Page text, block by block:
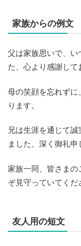
家族からの例文
父は家族思いで、い
た、心より感謝して
母の笑顔を忘れずに
ります。
兄は生涯を通じて
ました、深く御礼申
家族一同、皆さまの
ぞ見守っていてくだ
友人用の短文